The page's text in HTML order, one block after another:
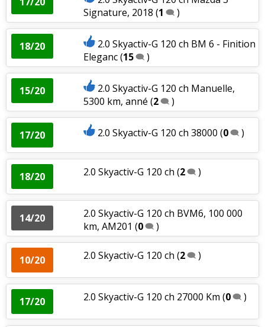
Signature, 2018 (1 )
18/20
2.0 Skyactiv-G 120 ch BM 6 - Finition
Eleganc(15 )
15/20
2.0 Skyactiv-G 120 ch Manuelle,
5300 km, anné (2 )
17/20 2.0 Skyactiv-G 120 ch 38000 (0 )
18/20 2.0 Skyactiv-G 120 ch (2 )
14/20
2.0 Skyactiv-G 120 ch BVM6, 100 000
km, AM201 (0 )
10/20 2.0 Skyactiv-G 120 ch (2 )
17/20 2.0 Skyactiv-G 120 ch 27000 Km (0 )